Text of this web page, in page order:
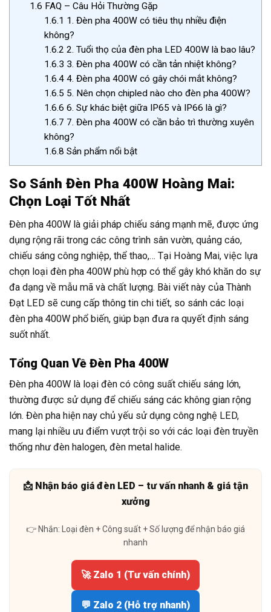
1.6 FAQ – Câu Hỏi Thường Gặp
1.6.1 1. Đèn pha 400W có tiêu thụ nhiều điện
không?
1.6.2 2. Tuổi thọ của đèn pha LED 400W là bao lâu?
1.6.3 3. Đèn pha 400W có cần tản nhiệt không?
1.6.44. Đèn pha 400W có gây chói mắt không?
1.6.5 5. Nên chọn chipled nào cho đèn pha 400W?
1.6.6 6. Sự khác biệt giữa IP65 và IP66 là gì?
1.6.7 7. Đèn pha 400W có cần bảo trì thường xuyên
không?
1.6.8 Sản phẩm nổi bật
So Sánh Đèn Pha 400W Hoàng Mai:
Chọn Loại Tốt Nhất
Đèn pha 400W là giải pháp chiếu sáng mạnh mẽ, được ứng
dụng rộng rãi trong các công trình sân vườn, quảng cáo,
chiếu sáng công nghiệp, thể thao,… Tại Hoàng Mai, việc lựa
chọn loại đèn pha 400W phù hợp có thể gây khó khăn do sự
đa dạng về mẫu mã và chất lượng. Bài viết này của Thành
Đạt LED sẽ cung cấp thông tin chi tiết, so sánh các loại
đèn pha 400W phổ biến, giúp bạn đưa ra quyết định sáng
suốt nhất.
Tổng Quan Về Đèn Pha 400W
Đèn pha 400W là loại đèn có công suất chiếu sáng lớn,
thường được sử dụng để chiếu sáng các không gian rộng
lớn. Đèn pha hiện nay chủ yếu sử dụng công nghệ LED,
mang lại nhiều ưu điểm vượt trội so với các loại đèn truyền
thống như đèn halogen, đèn metal halide.
📩 Nhận báo giá đèn LED – tư vấn nhanh & giá tận
xưởng
👉 Nhắn: Loại đèn + Công suất + Số lượng để nhận báo giá
nhanh
🚀 Zalo 1 (Tư vấn chính)
💬 Zalo 2 (Hỗ trợ nhanh)